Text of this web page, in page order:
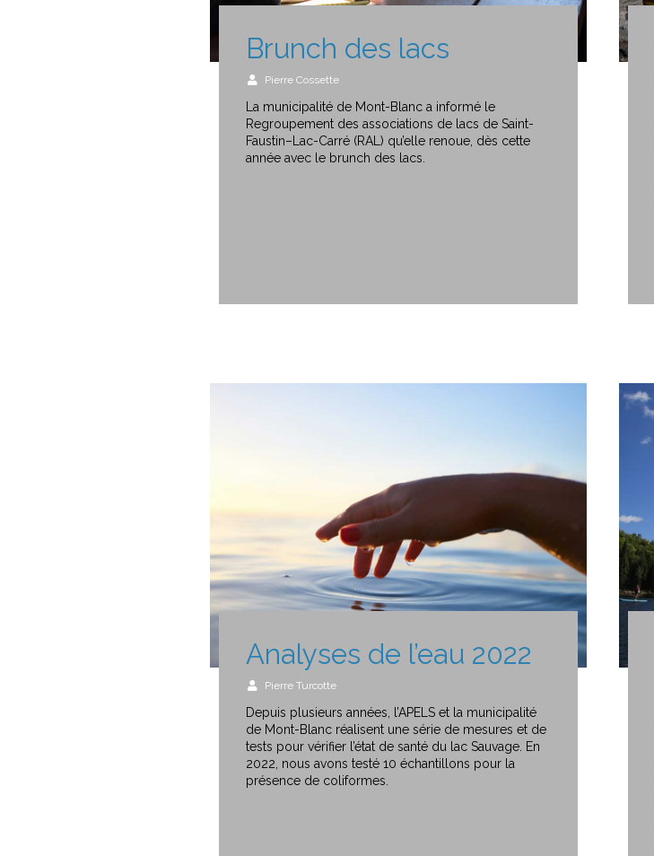
Brunch des lacs
Pierre Cossette
La municipalité de Mont-Blanc a informé le
Regroupement des associations de lacs de Saint-
Faustin–Lac-Carré (RAL) qu’elle renoue, dès cette
année avec le brunch des lacs.
Analyses de l’eau 2022
Pierre Turcotte
Depuis plusieurs années, l’APELS et la municipalité
de Mont-Blanc réalisent une série de mesures et de
tests pour vérifier l’état de santé du lac Sauvage. En
2022, nous avons testé 10 échantillons pour la
présence de coliformes.